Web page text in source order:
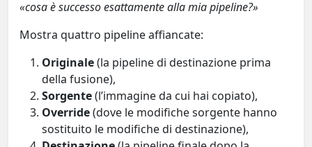
«cosa è successo esattamente alla mia pipeline?»
Mostra quattro pipeline affiancate:
Originale(la pipeline di destinazione prima
della fusione),
Sorgente(l’immagine da cui hai copiato),
Override(dove le modifiche sorgente hanno
sostituito le modifiche di destinazione),